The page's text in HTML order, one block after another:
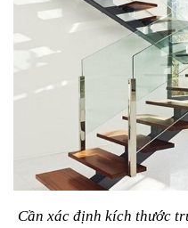
Cần xác định kích thước